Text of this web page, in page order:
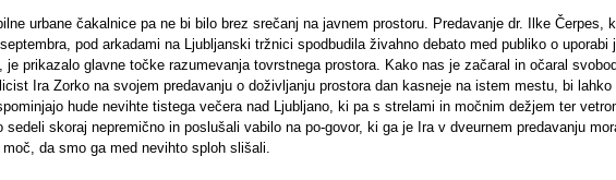
urbane čakalnice pa ne bi bilo brez srečanj na javnem prostoru. Predavanje dr. Ilke Čerpes,
pod arkadami na Ljubljanski tržnici spodbudila živahno debato med publiko o uporabi
je prikazalo glavne točke razumevanja tovrstnega prostora. Kako nas je začaral in očaral
Ira Zorko na svojem predavanju o doživljanju prostora dan kasneje na istem mestu, bi
hude nevihte tistega večera nad Ljubljano, ki pa s strelami in močnim dežjem ter
sedeli skoraj nepremično in poslušali vabilo na po-govor, ki ga je Ira v dveurnem predavanju
da smo ga med nevihto sploh slišali.